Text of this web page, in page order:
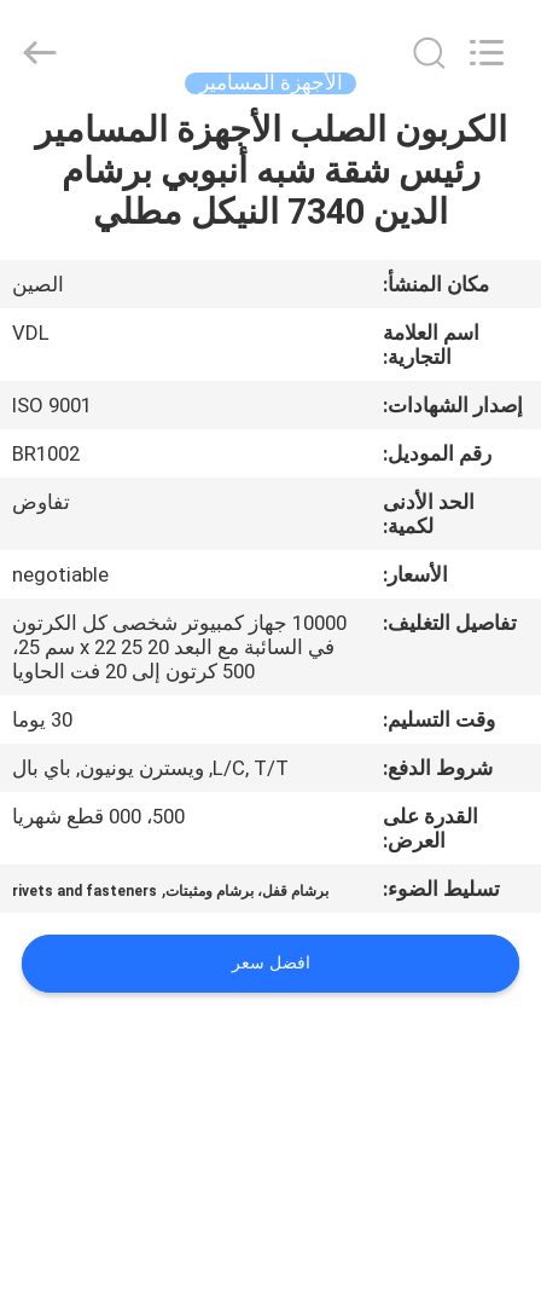
الصفحة
الرئيسية
معلومات
جولة
مراقبة
الجودة
خريطة
الموقع
PRIVACY
POLICY
الأجهزة المسامير
الكربون الصلب الأجهزة المسامير
رئيس شقة شبه أنبوبي برشام
الدين 7340 النيكل مطلي
مكان المنشأ:
الصين
اسم العلامة
التجارية:
VDL
إصدار الشهادات:
ISO 9001
رقم الموديل:
BR1002
الحد الأدنى
لكمية:
تفاوض
الأسعار:
negotiable
تفاصيل التغليف:
10000 جهاز كمبيوتر شخصى كل الكرتون
في السائبة مع البعد 20 x 22 25 سم 25،
500 كرتون إلى 20 فت الحاويا
وقت التسليم:
30 يوما
شروط الدفع:
L/C, T/T, ويسترن يونيون, باي بال
القدرة على
العرض:
500، 000 قطع شهريا
تسليط الضوء: برشام قفل، برشام ومثبتات,
rivets and fasteners
افضل سعر